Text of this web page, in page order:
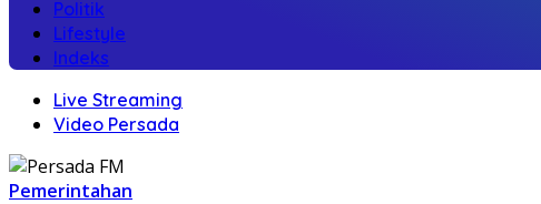
Politik
Lifestyle
Indeks
Live Streaming
Video Persada
Pemerintahan